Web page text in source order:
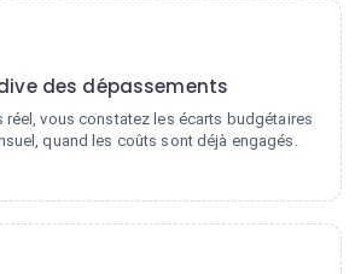
des dépassements
réel, vous constatez les écarts budgétaires
quand les coûts sont déjà engagés.